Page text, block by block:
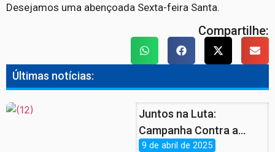
Desejamos uma abençoada Sexta-feira Santa.
Compartilhe:
Últimas notícias:
Juntos na Luta:
Campanha Contra a
Violência à Mulher Ganha
9 de abril de 2025